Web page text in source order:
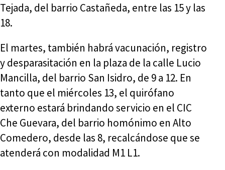
Tejada, del barrio Castañeda, entre las 15 y las
18.
El martes, también habrá vacunación, registro
y desparasitación en la plaza de la calle Lucio
Mancilla, del barrio San Isidro, de 9 a 12. En
tanto que el miércoles 13, el quirófano
externo estará brindando servicio en el CIC
Che Guevara, del barrio homónimo en Alto
Comedero, desde las 8, recalcándose que se
atenderá con modalidad M1 L1.